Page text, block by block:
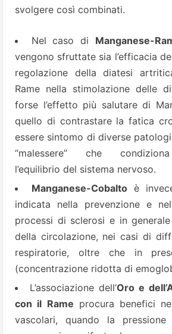
svolgere così combinati.
Nel caso di Manganese-
vengono sfruttate sia l’efficacia
regolazione della diatesi
Rame nella stimolazione delle
forse l’effetto più salutare di
quello di contrastare la fatica
essere sintomo di diverse
“malessere” che
l’equilibrio del sistema nervoso.
Manganese-Cobalto è
indicata nella prevenzione e
processi di sclerosi e in
della circolazione, nei casi di
respiratorie, oltre che in
(concentrazione ridotta di
L’associazione dell’Oro e
con il Rame procura benefici
vascolari, quando la